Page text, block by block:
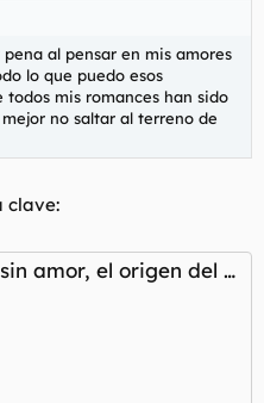
al pensar en mis amores
lo que puedo esos
todos mis romances han sido
no saltar al terreno de
clave:
el origen del problema'